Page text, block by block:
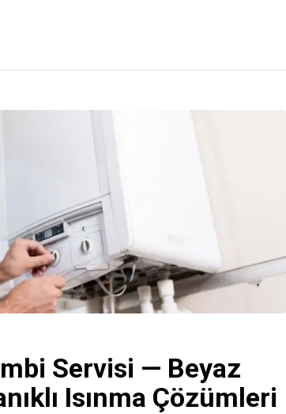
Servisi — Beyaz
Isınma Çözümleri